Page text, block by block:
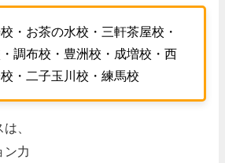
・お茶の水校・三軒茶屋校・
調布校・豊洲校・成増校・西
・二子玉川校・練馬校
、
ン力